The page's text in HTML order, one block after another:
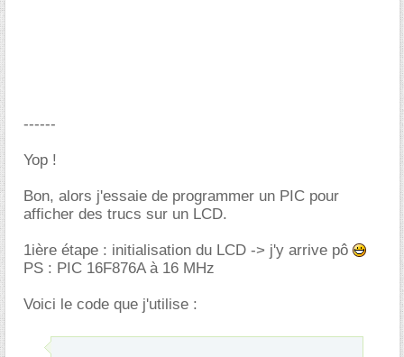
------
Yop !
Bon, alors j'essaie de programmer un PIC pour
afficher des trucs sur un LCD.
1ière étape : initialisation du LCD -> j'y arrive pô
PS : PIC 16F876A à 16 MHz
Voici le code que j'utilise :